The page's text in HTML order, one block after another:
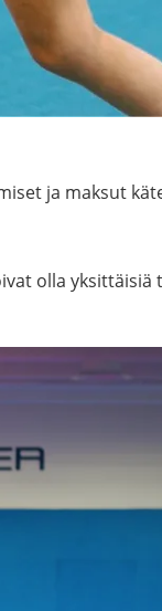
ja maksut
olla yksittäisiä